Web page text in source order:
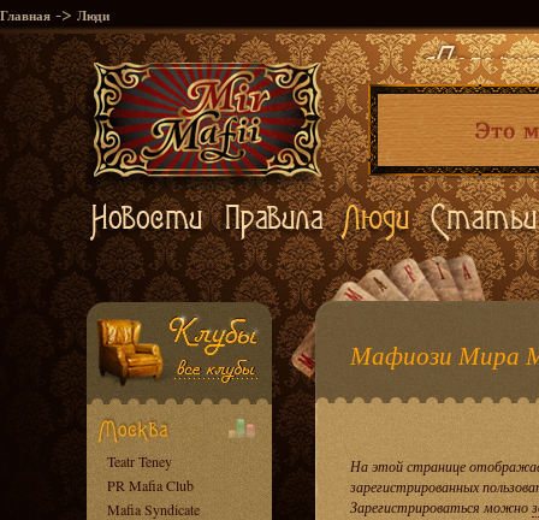
Главная -> Люди
Teatr Teney
PR Mafia Club
Mafia Syndicate
Мафиози Мира
На этой странице
зарегистрированных
Зарегистрироваться можно